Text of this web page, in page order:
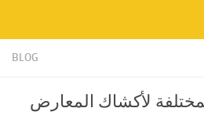
BLOG
لأكشاك المعارض